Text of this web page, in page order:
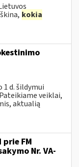
kokia
1 d. šildymui
veiklai,
aktualią
FM
Nr. VA-